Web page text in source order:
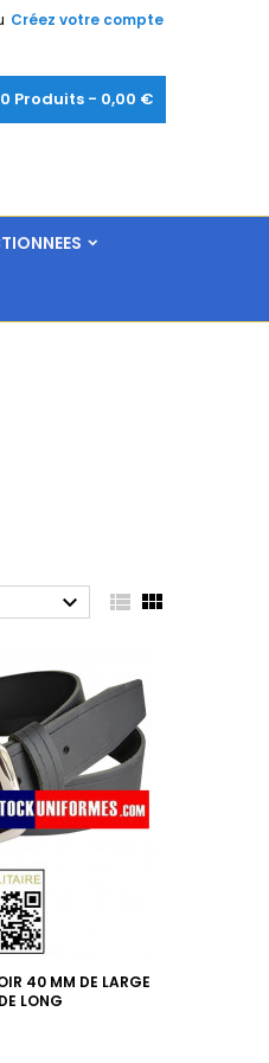
Créez votre compte
0 Produits - 0,00 €
  
40 MM DE LARGE
LONG